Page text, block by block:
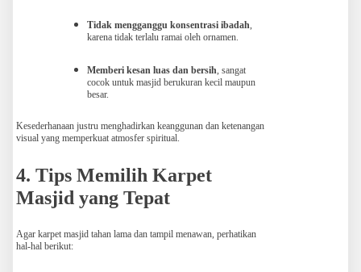
Tidak mengganggu konsentrasi ibadah,
karena tidak terlalu ramai oleh ornamen.
Memberi kesan luas dan bersih, sangat
cocok untuk masjid berukuran kecil maupun
besar.
Kesederhanaan justru menghadirkan keanggunan dan ketenangan
visual yang memperkuat atmosfer spiritual.
4. Tips Memilih Karpet
Masjid yang Tepat
Agar karpet masjid tahan lama dan tampil menawan, perhatikan
hal-hal berikut: